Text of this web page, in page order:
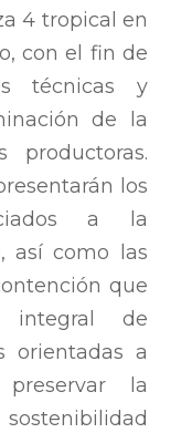
4 tropical en
con el fin de
técnicas y
de la
productoras.
los
a la
así como las
que
integral de
orientadas a
la